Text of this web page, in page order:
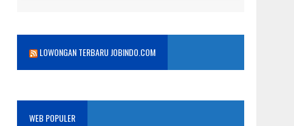
LOWONGAN TERBARU JOBINDO.COM
WEB POPULER